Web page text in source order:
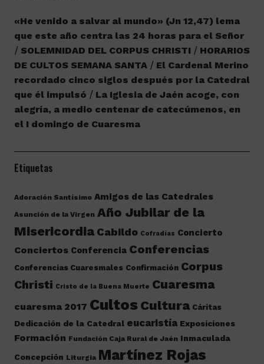
«He venido a salvar al mundo» (Jn 12,47) lema
que este año centra las 24 horas para el Señor
SOLEMNIDAD DEL CORPUS CHRISTI
HORARIOS
DE CULTOS SEMANA SANTA
El Cardenal Merino
recordado cinco siglos después por la Catedral
que él impulsó
La Iglesia de Jaén acoge, con
alegría, a medio centenar de catecúmenos, en
el I domingo de Cuaresma
Etiquetas
Adoración Santísimo Amigos de las Catedrales
Asunción de la Virgen Año Jubilar de la
Misericordia Cabildo Cofradías Concierto
Conciertos Conferencia Conferencias
Conferencias Cuaresmales Confirmación Corpus
Christi Cristo de la Buena Muerte Cuaresma
cuaresma 2017 Cultos Cultura Cáritas
Dedicación de la Catedral eucaristía Exposiciones
Formación Fundación Caja Rural de Jaén Inmaculada
Concepción Liturgia Martínez Rojas